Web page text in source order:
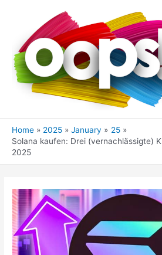
Home 2025 January
25
Solana kaufen: Drei (vernachlässigte)
2025